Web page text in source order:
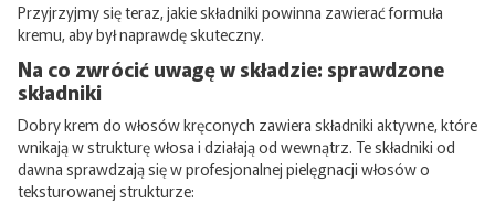
Przyjrzyjmy się teraz, jakie składniki powinna zawierać formuła
kremu, aby był naprawdę skuteczny.
Na co zwrócić uwagę w składzie: sprawdzone
składniki
Dobry krem ​​do włosów kręconych zawiera składniki aktywne, które
wnikają w strukturę włosa i działają od wewnątrz. Te składniki od
dawna sprawdzają się w profesjonalnej pielęgnacji włosów o
teksturowanej strukturze: